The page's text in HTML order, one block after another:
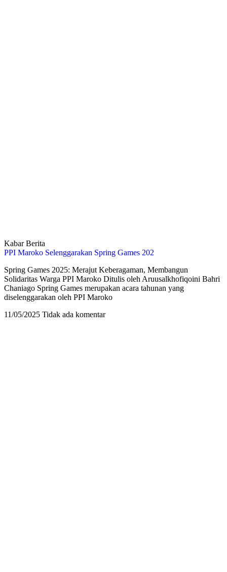
Kabar Berita
PPI Maroko Selenggarakan Spring Games 202
Spring Games 2025: Merajut Keberagaman, Membangun
Solidaritas Warga PPI Maroko Ditulis oleh Aruusalkhofiqoini Bahri
Chaniago Spring Games merupakan acara tahunan yang
diselenggarakan oleh PPI Maroko
11/05/2025 Tidak ada komentar